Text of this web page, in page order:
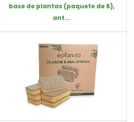
base de plantas (paquete de 6),
ant...